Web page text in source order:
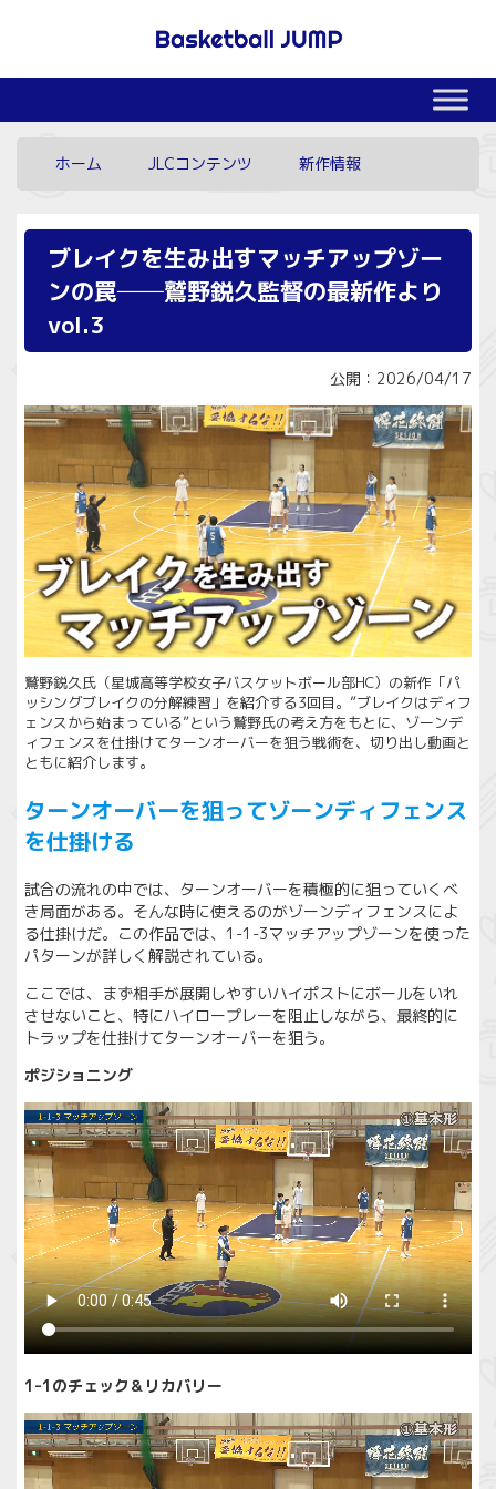
ホーム JLCコンテンツ 新作情報
ブレイクを生み出すマッチアップゾー
ンの罠──鷲野鋭久監督の最新作より
vol.3
公開：2026/04/17
鷲野鋭久氏（星城高等学校女子バスケットボール部HC）の新作「パ
ッシングブレイクの分解練習」を紹介する3回目。”ブレイクはディフ
ェンスから始まっている”という鷲野氏の考え方をもとに、ゾーンデ
ィフェンスを仕掛けてターンオーバーを狙う戦術を、切り出し動画と
ともに紹介します。
ターンオーバーを狙ってゾーンディフェンス
を仕掛ける
試合の流れの中では、ターンオーバーを積極的に狙っていくべ
き局面がある。そんな時に使えるのがゾーンディフェンスによ
る仕掛けだ。この作品では、1-1-3マッチアップゾーンを使った
パターンが詳しく解説されている。
ここでは、まず相手が展開しやすいハイポストにボールをいれ
させないこと、特にハイロープレーを阻止しながら、最終的に
トラップを仕掛けてターンオーバーを狙う。
ポジショニング
1-1のチェック＆リカバリー